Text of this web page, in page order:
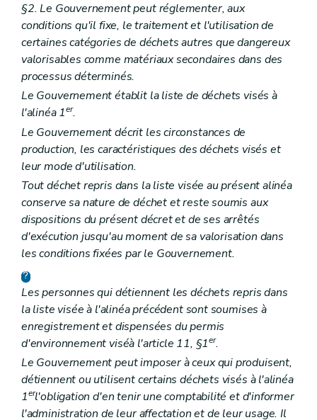
§2. Le Gouvernement peut réglementer, aux
conditions qu'il fixe, le traitement et l'utilisation de
certaines catégories de déchets autres que dangereux
valorisables comme matériaux secondaires dans des
processus déterminés.
Le Gouvernement établit la liste de déchets visés à
l'alinéa 1er.
Le Gouvernement décrit les circonstances de
production, les caractéristiques des déchets visés et
leur mode d'utilisation.
Tout déchet repris dans la liste visée au présent alinéa
conserve sa nature de déchet et reste soumis aux
dispositions du présent décret et de ses arrêtés
d'exécution jusqu'au moment de sa valorisation dans
les conditions fixées par le Gouvernement.
Les personnes qui détiennent les déchets repris dans
la liste visée à l'alinéa précédent sont soumises à
enregistrement et dispensées du permis
d'environnement viséà l'article 11, §1er.
Le Gouvernement peut imposer à ceux qui produisent,
détiennent ou utilisent certains déchets visés à l'alinéa
1erl'obligation d'en tenir une comptabilité et d'informer
l'administration de leur affectation et de leur usage. Il